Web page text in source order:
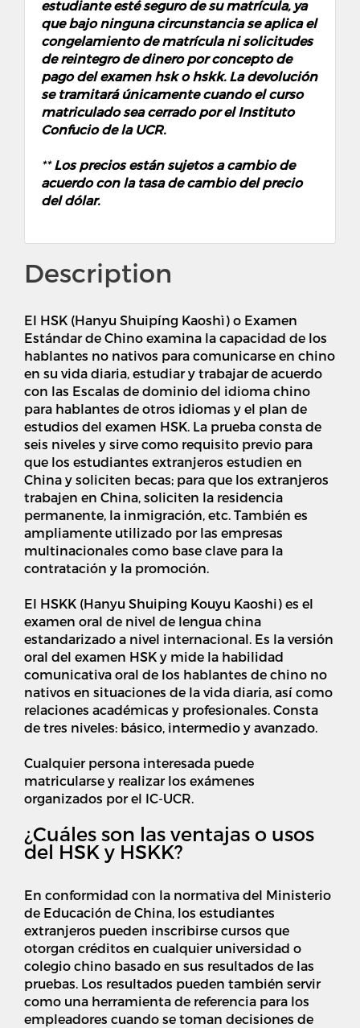
estudiante esté seguro de su matrícula, ya
que bajo ninguna circunstancia se aplica el
congelamiento de matrícula ni solicitudes
dereintegro de dinero por concepto de
pago del examen hsk o hskk. La devolución
se tramitará únicamente cuando el curso
matriculado sea cerrado por el Instituto
Confucio de la UCR.
**Los precios están sujetos a cambio de
acuerdo con la tasa de cambio del precio
del dólar.
Description
El HSK (Hanyu Shuipíng Kaoshì) o Examen
Estándar de Chino examina la capacidad de los
hablantes no nativos para comunicarse en chino
en su vida diaria, estudiar y trabajar de acuerdo
con las Escalas de dominio del idioma chino
para hablantes de otros idiomas y el plan de
estudios del examen HSK. La prueba consta de
seis niveles y sirve como requisito previo para
que los estudiantes extranjeros estudien en
China y soliciten becas; para que los extranjeros
trabajen en China, soliciten la residencia
permanente, la inmigración, etc. También es
ampliamente utilizado por las empresas
multinacionales como base clave para la
contratación y la promoción.
El HSKK (Hanyu Shuiping Kouyu Kaoshi) es el
examen oral de nivel de lengua china
estandarizado a nivel internacional. Es la versión
oral del examen HSK y mide la habilidad
comunicativa oral de los hablantes de chino no
nativos en situaciones de la vida diaria, así como
relaciones académicas y profesionales. Consta
de tres niveles: básico, intermedio y avanzado.
Cualquier persona interesada puede
matricularse y realizar los exámenes
organizados por el IC-UCR.
¿Cuáles son las ventajas o usos
del HSK y HSKK?
En conformidad con la normativa del Ministerio
de Educación de China, los estudiantes
extranjeros pueden inscribirse cursos que
otorgan créditos en cualquier universidad o
colegio chino basado en sus resultados de las
pruebas. Los resultados pueden también servir
como una herramienta de referencia para los
empleadores cuando se toman decisiones de